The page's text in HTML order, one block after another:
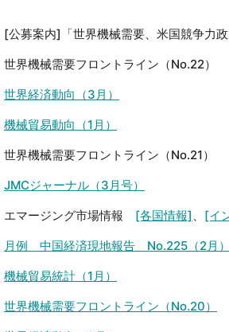
[公募案内]「世界機械需要、米国競争力
世界機械需要フロントライン（No.22）
世界経済動向（3月）
機械貿易動向（1月）
世界機械需要フロントライン（No.21）
JMCジャーナル（3月号）
エマージング市場情報 [各国情報] 、 [イ
月例 中国経済現地報告 No.225（2月
機械貿易統計（1月）
世界機械需要フロントライン（No.20）